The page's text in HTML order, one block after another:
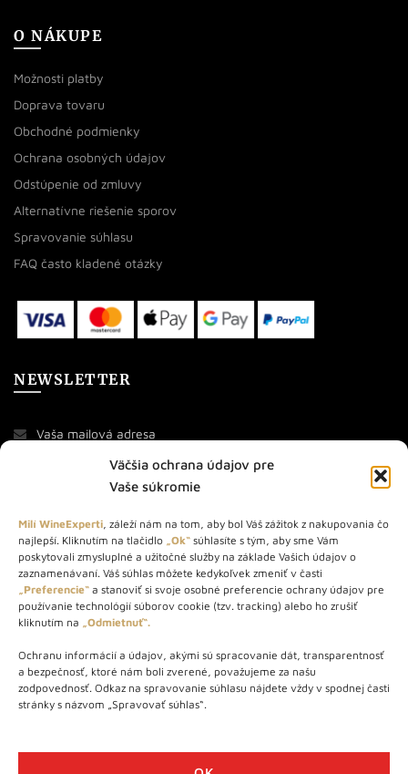
Väčšia ochrana údajov pre
Vaše súkromie
Milí WineExperti, záleží nám na tom, aby bol Váš zážitok z nakupovania čo
najlepší. Kliknutím na tlačidlo „Ok“ súhlasíte s tým, aby sme Vám
poskytovali zmysluplné a užitočné služby na základe Vašich údajov o
zaznamenávaní. Váš súhlas môžete kedykoľvek zmeniť v časti
„Preferencie“ a stanoviť si svoje osobné preferencie ochrany údajov pre
používanie technológií súborov cookie (tzv. tracking) alebo ho zrušiť
kliknutím na „Odmietnuť“.
Ochranu informácií a údajov, akými sú spracovanie dát, transparentnosť
a bezpečnosť, ktoré nám boli zverené, považujeme za našu
zodpovednosť. Odkaz na spravovanie súhlasu nájdete vždy v spodnej časti
stránky s názvom „Spravovať súhlas“.
O NÁKUPE
Možnosti platby
Doprava tovaru
Obchodné podmienky
Ochrana osobných údajov
Odstúpenie od zmluvy
Alternatívne riešenie sporov
Spravovanie súhlasu
FAQ často kladené otázky
NEWSLETTER
O NÁS
STORE – obchod s vínom a destilátmi od roku 2010. Na našej
webovej stránke predávame viac ako 1000+ značkových
produktov.
Info tel.: +421 917 779 888
Vínotéka: +421 917 888 879
Vínotéka: Bratislavská 49/B, Bratislava 841 06